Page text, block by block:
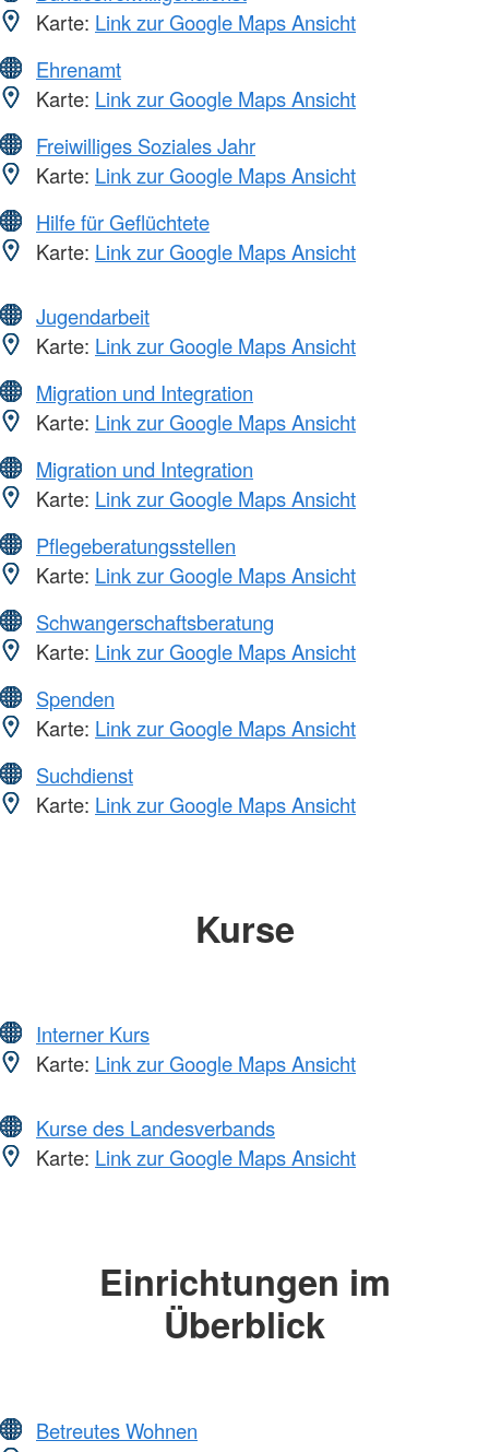
Karte: Link zur Google Maps Ansicht
Ehrenamt
Karte: Link zur Google Maps Ansicht
Freiwilliges Soziales Jahr
Karte: Link zur Google Maps Ansicht
Hilfe für Geflüchtete
Karte: Link zur Google Maps Ansicht
Jugendarbeit
Karte: Link zur Google Maps Ansicht
Migration und Integration
Karte: Link zur Google Maps Ansicht
Migration und Integration
Karte: Link zur Google Maps Ansicht
Pflegeberatungsstellen
Karte: Link zur Google Maps Ansicht
Schwangerschaftsberatung
Karte: Link zur Google Maps Ansicht
Spenden
Karte: Link zur Google Maps Ansicht
Suchdienst
Karte: Link zur Google Maps Ansicht
Kurse
Interner Kurs
Karte: Link zur Google Maps Ansicht
Kurse des Landesverbands
Karte: Link zur Google Maps Ansicht
Einrichtungen im
Überblick
Betreutes Wohnen